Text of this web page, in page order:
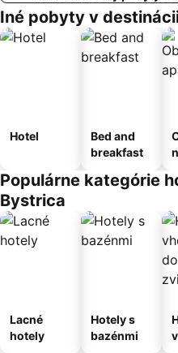
Iné pobyty v
Hotel
Bed and
breakfast
Populárne kategórie
Bystrica
Lacné
hotely
Hotely s
bazénmi